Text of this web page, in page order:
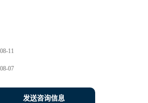
11
07
发送咨询信息